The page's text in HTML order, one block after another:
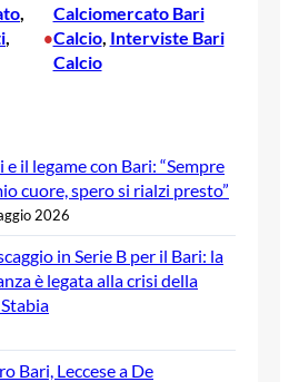
•
Calciomercato Bari
Calcio, Interviste Bari
Calcio
e il legame con Bari: “Sempre
cuore, spero si rialzi presto”
2026
in Serie B per il Bari: la
è legata alla crisi della
Stabia
Bari, Leccese a De